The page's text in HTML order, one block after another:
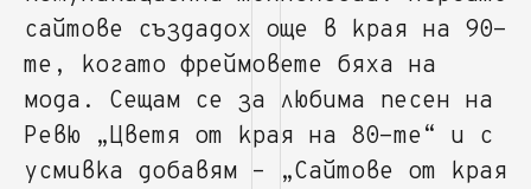
сайтове създадох още в края на 90-
те, когато фреймовете бяха на
мода. Сещам се за любима песен на
Ревю „Цветя от края на 80-те“ и с
усмивка добавям – „Сайтове от края